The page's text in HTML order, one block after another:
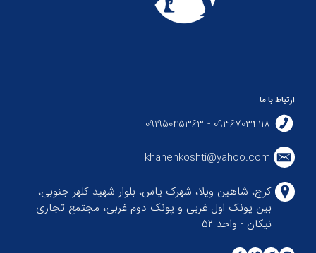
ارتباط با ما
09367034118 - 09195045363
khanehkoshti@yahoo.com
کرج، شاهین ویلا، شهرک یاس، بلوار شهید کلهر جنوبی،
بین پونک اول غربی و پونک دوم غربی، مجتمع تجاری
نیکان - واحد ۵۲